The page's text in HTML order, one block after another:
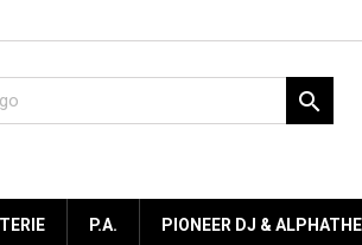

P.A. PIONEER DJ &